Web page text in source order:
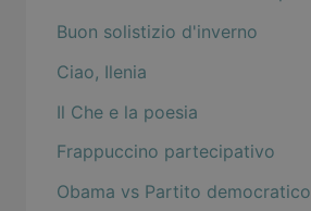
Buon solistizio d'inverno
Ciao, Ilenia
Il Che e la poesia
Frappuccino partecipativo
Obama vs Partito democratico